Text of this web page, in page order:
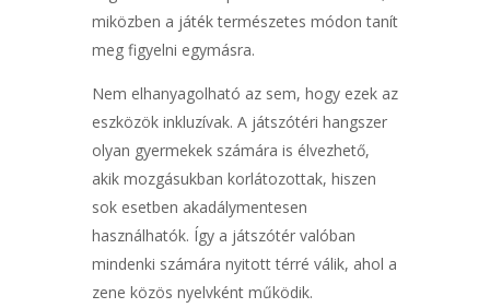
miközben a játék természetes módon tanít
meg figyelni egymásra.
Nem elhanyagolható az sem, hogy ezek az
eszközök inkluzívak. A játszótéri hangszer
olyan gyermekek számára is élvezhető,
akik mozgásukban korlátozottak, hiszen
sok esetben akadálymentesen
használhatók. Így a játszótér valóban
mindenki számára nyitott térré válik, ahol a
zene közös nyelvként működik.